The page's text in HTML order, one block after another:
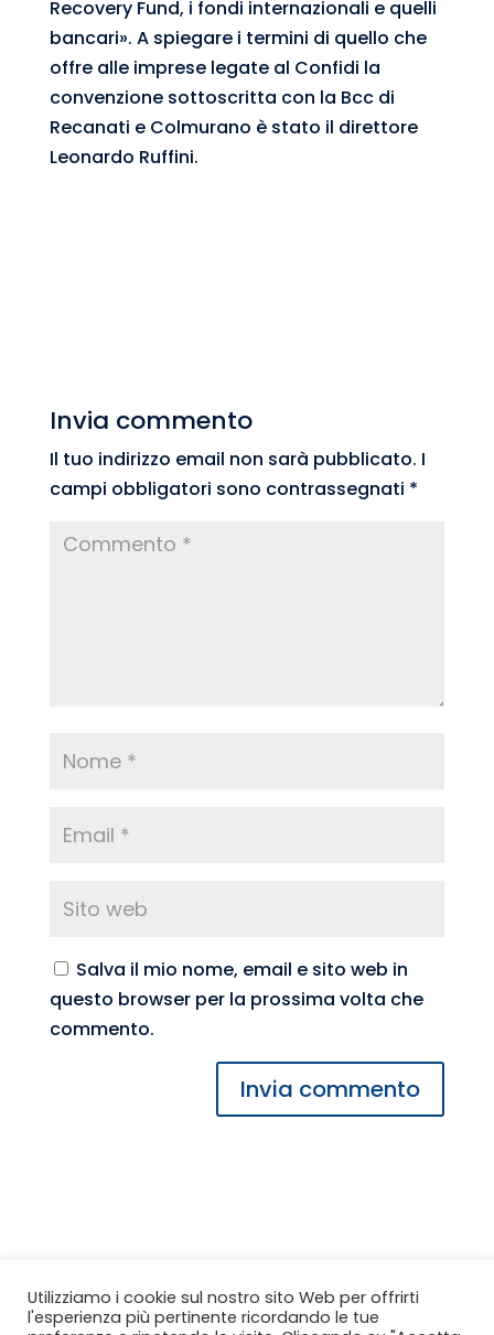
Recovery Fund, i fondi internazionali e quelli
bancari». A spiegare i termini di quello che
offre alle imprese legate al Confidi la
convenzione sottoscritta con la Bcc di
Recanati e Colmurano è stato il direttore
Leonardo Ruffini.
Invia commento
Il tuo indirizzo email non sarà pubblicato. I
campi obbligatori sono contrassegnati *
Salva il mio nome, email e sito web in
questo browser per la prossima volta che
commento.
CONFIDI MACERATA Soc. Coop. per Azioni
Via Weiden 35, 62100 Macerata
Utilizziamo i cookie sul nostro sito Web per offrirti
l'esperienza più pertinente ricordando le tue